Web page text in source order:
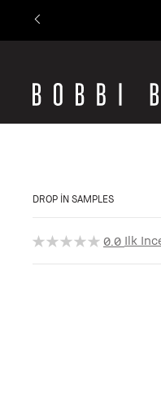
DROP IN SAMPLES
0.0 Ilk